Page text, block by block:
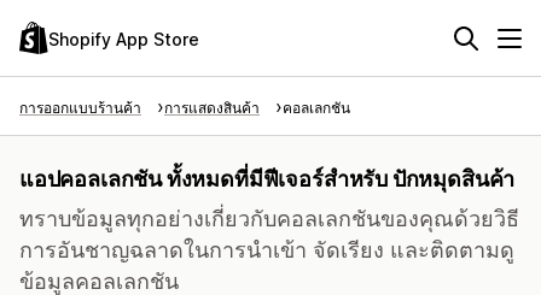
Shopify App Store
การออกแบบร้านค้า การแสดงสินค้า คอลเลกชัน
แอปคอลเลกชัน ทั้งหมดที่มีฟีเจอร์สำหรับ ปักหมุดสินค้า
ทราบข้อมูลทุกอย่างเกี่ยวกับคอลเลกชันของคุณด้วยวิธี
การอันชาญฉลาดในการนำเข้า จัดเรียง และติดตามดู
ข้อมูลคอลเลกชัน